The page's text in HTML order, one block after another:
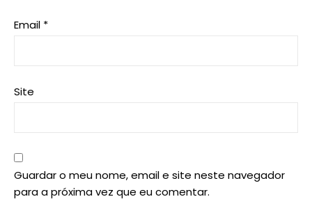
Email *
Site
Guardar o meu nome, email e site neste navegador
para a próxima vez que eu comentar.